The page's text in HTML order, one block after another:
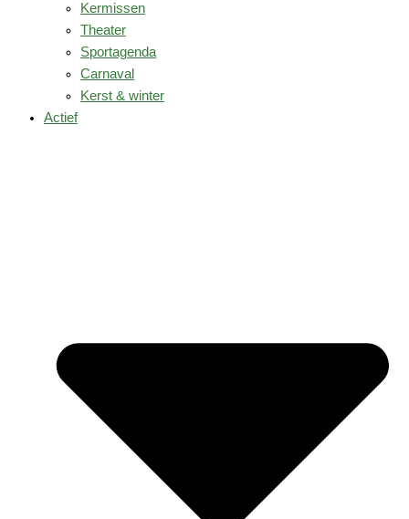
Kermissen
Theater
Sportagenda
Carnaval
Kerst & winter
Actief